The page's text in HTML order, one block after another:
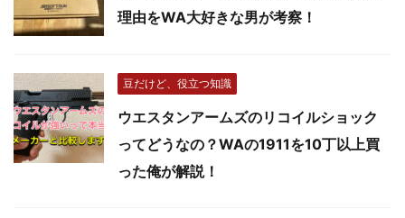
理由をWA大好きな男が考察！
豆だけど、役立つ知識
ウエスタンアームズのリコイルショック
ってどうなの？WAの1911を10丁以上買
った俺が解説！